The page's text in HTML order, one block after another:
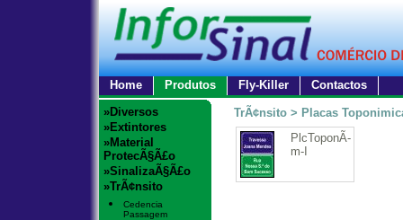
Home Produtos Fly-Killer
Contactos
»Diversos
»Extintores
»Material
ProtecÃ§Ã£o
»SinalizaÃ§Ã£o
»TrÃ¢nsito
Cedencia
Passagem
TrÃ¢nsito > Placas
PlcToponÃ­
m-I